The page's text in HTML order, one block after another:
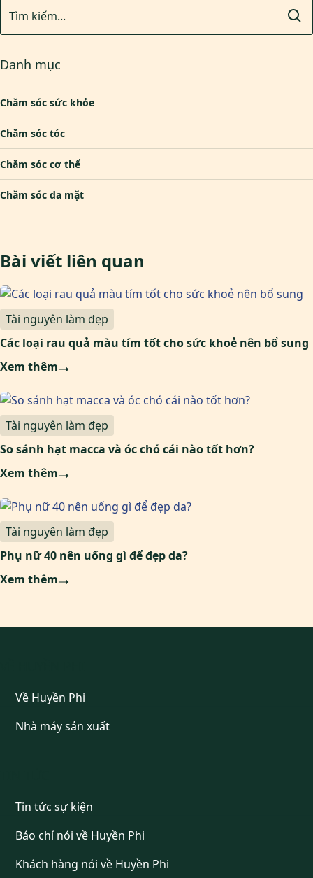
Danh mục
Chăm sóc sức khỏe
Chăm sóc tóc
Chăm sóc cơ thể
Chăm sóc da mặt
Bài viết liên quan
Tài nguyên làm đẹp
Các loại rau quả màu tím tốt cho sức khoẻ nên bổ sung
Xem thêm
Tài nguyên làm đẹp
So sánh hạt macca và óc chó cái nào tốt hơn?
Xem thêm
Tài nguyên làm đẹp
Phụ nữ 40 nên uống gì để đẹp da?
Xem thêm
Về Huyền Phi
Nhà máy sản xuất
Tin tức sự kiện
Báo chí nói về Huyền Phi
Khách hàng nói về Huyền Phi